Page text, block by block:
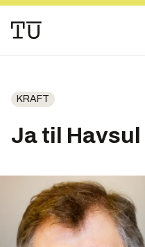
KRAFT
Ja til Havsul